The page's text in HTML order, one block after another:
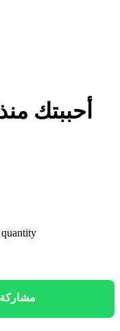
أحببتك
أحببتك منذ صغري حتى حسبتك مخلدا quantity
📤